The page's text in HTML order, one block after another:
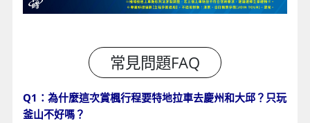
Q1：為什麼這次賞楓行程要特地拉車去慶州和大邱？只玩
釜山不好嗎？